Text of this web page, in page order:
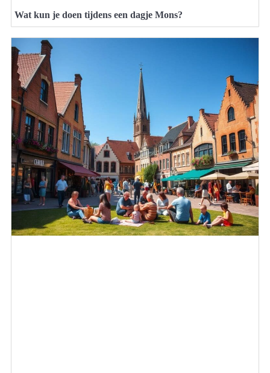
Wat kun je doen tijdens een dagje Mons?